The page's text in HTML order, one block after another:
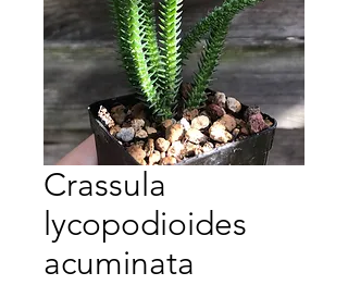
Crassula
lycopodioides
acuminata